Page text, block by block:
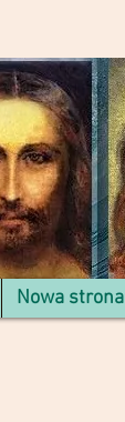
Nowa strona